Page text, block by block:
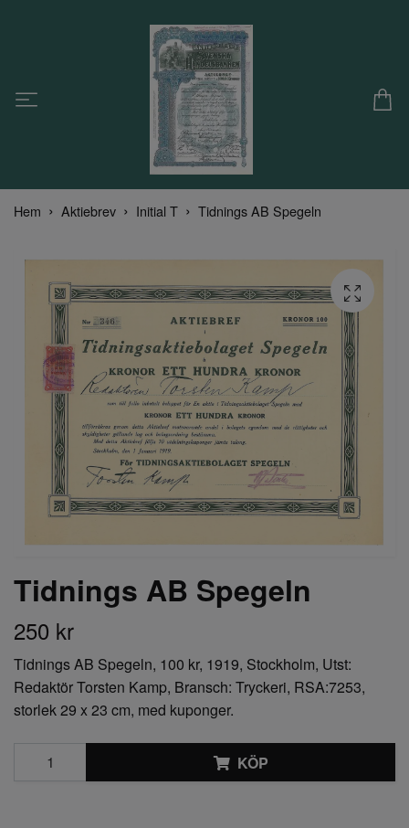
Hem Aktiebrev Initial T Tidnings AB Spegeln
Tidnings AB Spegeln
250 kr
Tidnings AB Spegeln, 100 kr, 1919, Stockholm, Utst:
Redaktör Torsten Kamp, Bransch: Tryckeri, RSA:7253,
storlek 29 x 23 cm, med kuponger.
KÖP